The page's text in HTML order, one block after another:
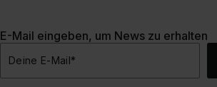
E-Mail eingeben, um News zu erhalten
Deine E-Mail*